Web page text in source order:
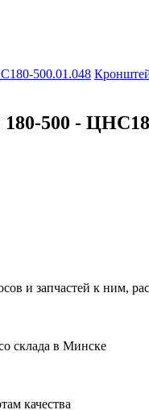
500.01.048
500 -